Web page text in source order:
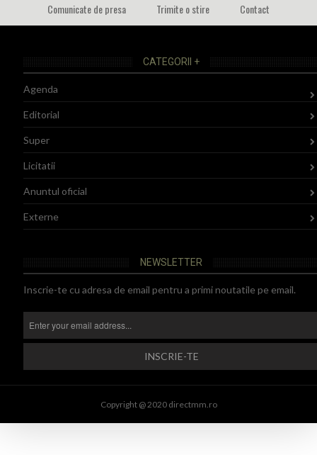
Comunicate de presa
Trimite o stire Contact
CATEGORII +
Agenda
Editorial
Super
Licitatii
Anuntul oficial
Externe
NEWSLETTER
Inscrie-te cu adresa de email pentru a primi noutatile pe email.
Copyright @ 2020 directmm.ro